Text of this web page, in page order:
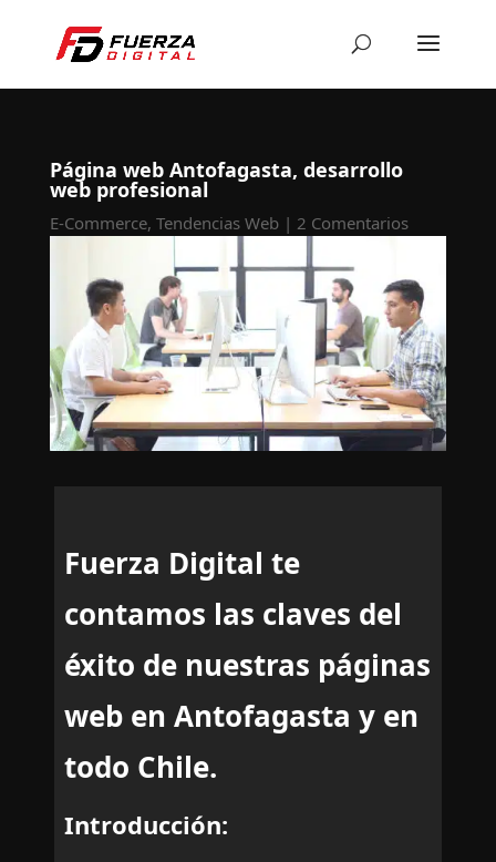
Página web Antofagasta, desarrollo
web profesional
E-Commerce, Tendencias Web| 2 Comentarios
Fuerza Digital te
contamos las claves del
éxito de nuestras páginas
web en Antofagasta y en
todo Chile.
Introducción: